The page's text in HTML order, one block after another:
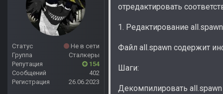
Статус
Не в сети
Группа
Сталкеры
Репутация
154
Сообщений
402
Регистрация
26.06.2023
отредактировать
1. Редактирование
Файл all.spawn содержит
Шаги:
Декомпилировать all.spawn